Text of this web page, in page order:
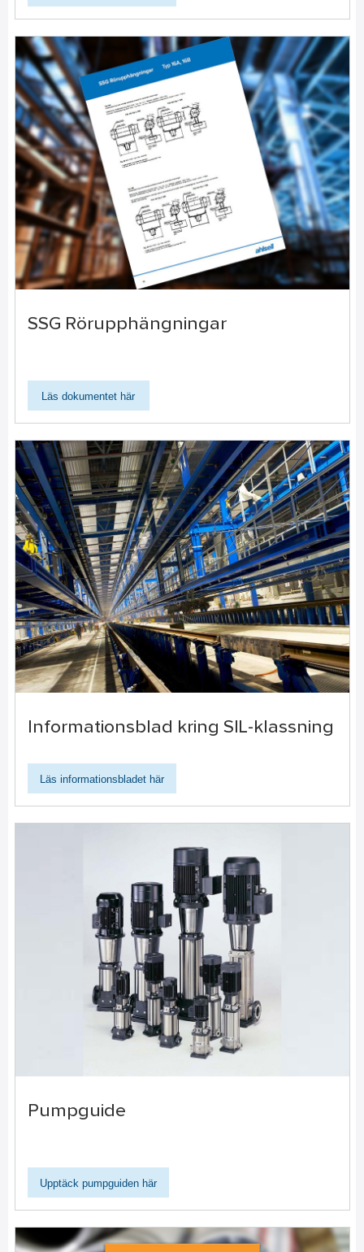
SSG Rörupphängningar
Läs dokumentet här
Informationsblad kring SIL-klassning
Läs informationsbladet här
Pumpguide
Upptäck pumpguiden här